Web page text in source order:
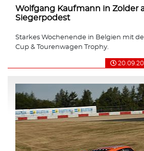
Wolfgang Kaufmann in Zolder
Siegerpodest
Starkes Wochenende in Belgien mit
Cup & Tourenwagen Trophy.